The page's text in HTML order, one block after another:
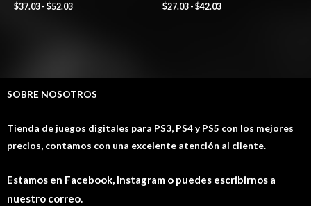
$37.03 - $52.03$52.03
$27.03 - $42.03$42.03
SOBRE NOSOTROS
Tienda de juegos digitales para PS3, PS4 y PS5 con los mejores
precios, contamos con una excelente atención al cliente.
Estamos en Facebook, Instagram o puedes escribirnos a
nuestro correo.